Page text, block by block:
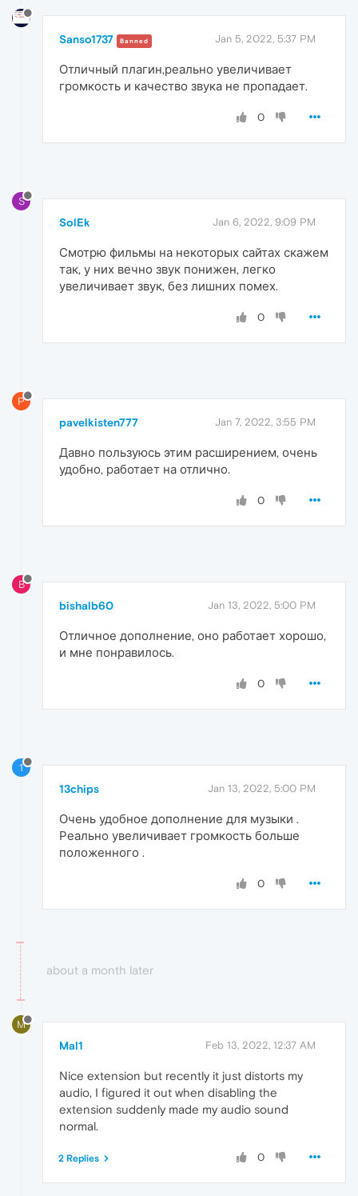
Sanso1737 Banned Jan 5, 2022, 5:37 PM
Отличный плагин,реально увеличивает
громкость и качество звука не пропадает.
0
S
SolEk Jan 6, 2022, 9:09 PM
Смотрю фильмы на некоторых сайтах скажем
так, у них вечно звук понижен, легко
увеличивает звук, без лишних помех.
0
P
pavelkisten777 Jan 7, 2022, 3:55 PM
Давно пользуюсь этим расширением, очень
удобно, работает на отлично.
0
B
bishalb60 Jan 13, 2022, 5:00 PM
Отличное дополнение, оно работает хорошо,
и мне понравилось.
0
1
13chips Jan 13, 2022, 5:00 PM
Очень удобное дополнение для музыки .
Реально увеличивает громкость больше
положенного .
0
about a month later
M
Mal1 Feb 13, 2022, 12:37 AM
Nice extension but recently it just distorts my
audio, I figured it out when disabling the
extension suddenly made my audio sound
normal.
0
2 Replies